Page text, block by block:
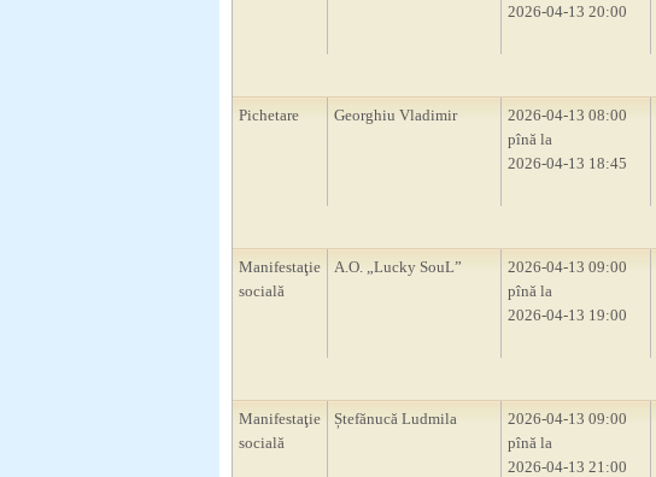
2026-04-13 20:00
Pichetare Georghiu Vladimir
2026-04-13 08:00
pînă la
2026-04-13 18:45
Manifestaţie
socială
A.O. „Lucky SouL”
2026-04-13 09:00
pînă la
2026-04-13 19:00
Manifestaţie
socială
Ștefănucă Ludmila
2026-04-13 09:00
pînă la
2026-04-13 21:00